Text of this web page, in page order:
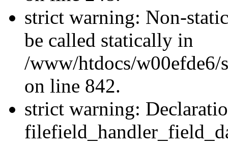
strict warning: Non-
be called statically in
/www/htdocs/w00efde6/
on line 842.
strict warning: